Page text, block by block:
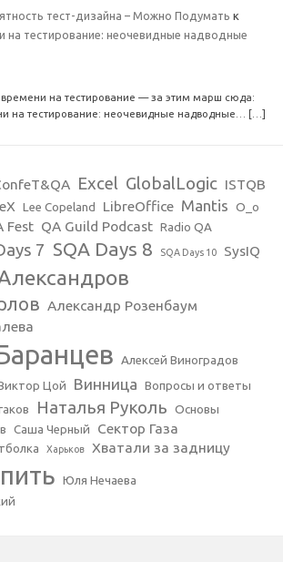
тест-дизайна – Можно Подумать к
на тестирование: неочевидные надводные
на тестирование — за этим марш сюда:
на тестирование: неочевидные надводные… […]
Excel GlobalLogic ISTQB
Lee Copeland LibreOffice Mantis O_o
Fest QA Guild Podcast Radio QA
7 SQA Days 8 SQA Days 10 SysIQ
Александр Розенбаум
Алексей Виноградов
Цой Винница Вопросы и ответы
Наталья Руколь Основы
Саша Черный Сектор Газа
Харьков Хватали за задницу
Юля Нечаева